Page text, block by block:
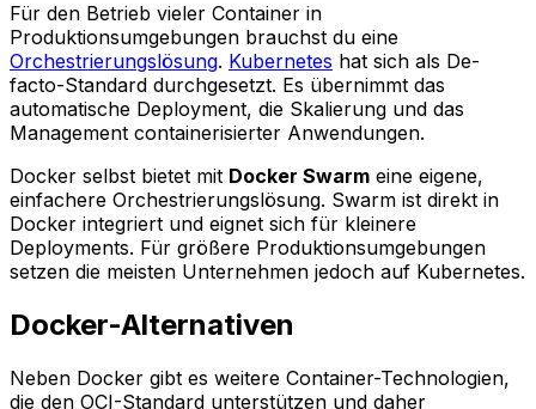
Für den Betrieb vieler Container in
Produktionsumgebungen brauchst du eine
Orchestrierungslösung. Kubernetes hat sich als De-
facto-Standard durchgesetzt. Es übernimmt das
automatische Deployment, die Skalierung und das
Management containerisierter Anwendungen.
Docker selbst bietet mit Docker Swarm eine eigene,
einfachere Orchestrierungslösung. Swarm ist direkt in
Docker integriert und eignet sich für kleinere
Deployments. Für größere Produktionsumgebungen
setzen die meisten Unternehmen jedoch auf Kubernetes.
Docker-Alternativen
Neben Docker gibt es weitere Container-Technologien,
die den OCI-Standard unterstützen und daher